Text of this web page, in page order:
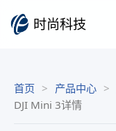
时尚科技
首页 产品中心
DJI Mini 3详情